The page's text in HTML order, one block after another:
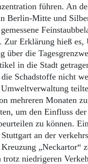
führen. An
Berlin-Mitte und
Zur Erklärung hieß es,
über die
in die Stadt
die Schadstoffe nicht
mehreren Monaten
um den Einfluss
zu können.
an der
„Neckartor“
niedrigeren